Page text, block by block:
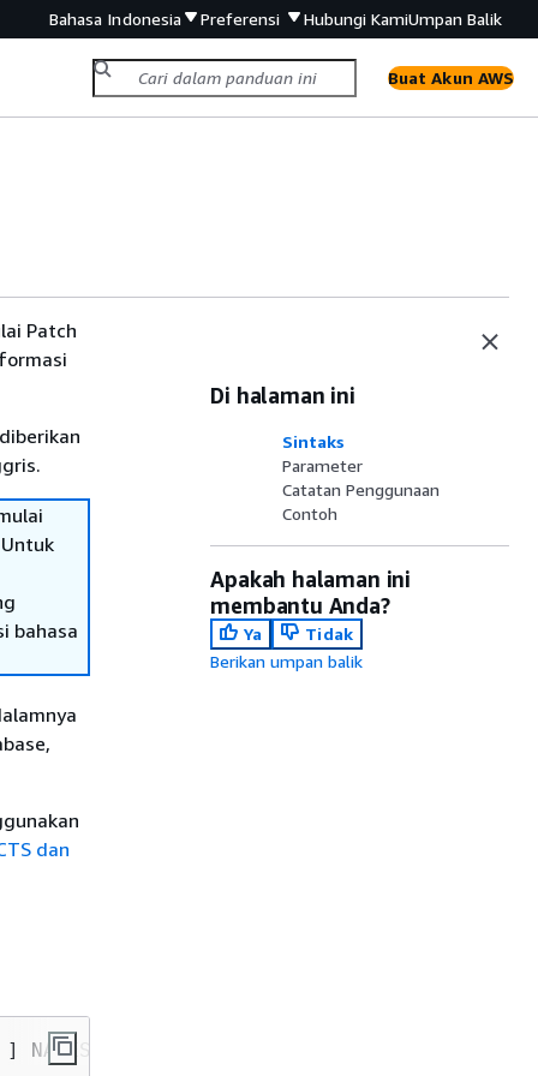
Bahasa Indonesia Preferensi Hubungi KamiUmpan Balik
Buat Akun AWS
Patch
bahasa
dan
] NAMESPACE
Di halaman ini
Sintaks
Parameter
Catatan Penggunaan
Contoh
Apakah halaman ini
membantu Anda?
Ya
Tidak
Berikan umpan balik